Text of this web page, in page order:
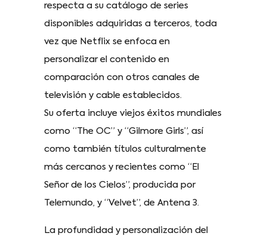
respecta a su catálogo de series
disponibles adquiridas a terceros, toda
vez que Netflix se enfoca en
personalizar el contenido en
comparación con otros canales de
televisión y cable establecidos.
Su oferta incluye viejos éxitos mundiales
como “The OC” y “Gilmore Girls”, así
como también títulos culturalmente
más cercanos y recientes como “El
Señor de los Cielos”, producida por
Telemundo, y “Velvet”, de Antena 3.
La profundidad y personalización del